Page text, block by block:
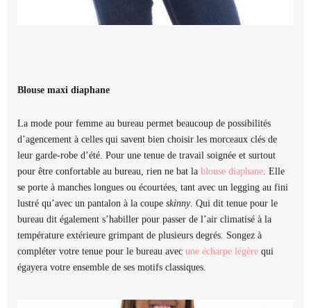
Blouse maxi diaphane
La mode pour femme au bureau permet beaucoup de possibilités
d’agencement à celles qui savent bien choisir les morceaux clés de
leur garde-robe d’été. Pour une tenue de travail soignée et surtout
pour être confortable au bureau, rien ne bat la blouse diaphane. Elle
se porte à manches longues ou écourtées, tant avec un legging au fini
lustré qu’avec un pantalon à la coupe skinny. Qui dit tenue pour le
bureau dit également s’habiller pour passer de l’air climatisé à la
température extérieure grimpant de plusieurs degrés. Songez à
compléter votre tenue pour le bureau avec une écharpe légère qui
égayera votre ensemble de ses motifs classiques.